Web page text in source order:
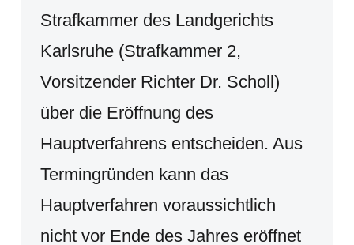
Strafkammer des Landgerichts
Karlsruhe (Strafkammer 2,
Vorsitzender Richter Dr. Scholl)
über die Eröffnung des
Hauptverfahrens entscheiden. Aus
Termingründen kann das
Hauptverfahren voraussichtlich
nicht vor Ende des Jahres eröffnet